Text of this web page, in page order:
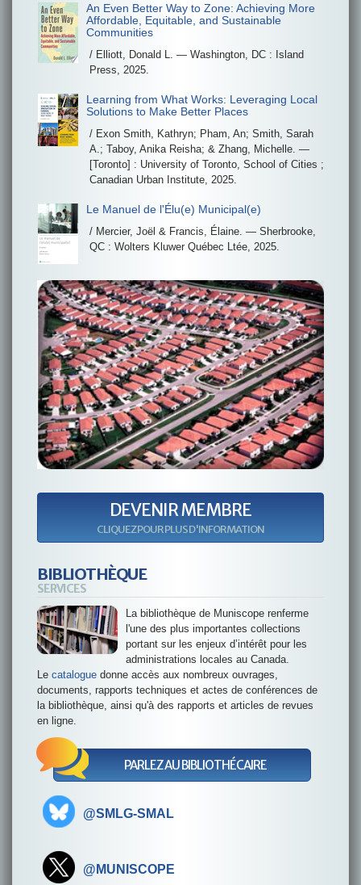
An Even Better Way to Zone: Achieving More
Affordable, Equitable, and Sustainable
Communities
/ Elliott, Donald L. — Washington, DC : Island
Press, 2025.
Learning from What Works: Leveraging Local
Solutions to Make Better Places
/ Exon Smith, Kathryn; Pham, An; Smith, Sarah
A.; Taboy, Anika Reisha; & Zhang, Michelle. —
[Toronto] : University of Toronto, School of Cities ;
Canadian Urban Institute, 2025.
Le Manuel de l'Élu(e) Municipal(e)
/ Mercier, Joël & Francis, Élaine. — Sherbrooke,
QC : Wolters Kluwer Québec Ltée, 2025.
DEVENIR MEMBRE
CLIQUEZ POUR PLUS D'INFORMATION
BIBLIOTHÈQUE
SERVICES
La bibliothèque de Muniscope renferme
l'une des plus importantes collections
portant sur les enjeux d’intérêt pour les
administrations locales au Canada.
Le catalogue donne accès aux nombreux ouvrages,
documents, rapports techniques et actes de conférences de
la bibliothèque, ainsi qu'à des rapports et articles de revues
en ligne.
PARLEZ AU BIBLIOTHÉCAIRE
@SMLG-SMAL
@MUNISCOPE